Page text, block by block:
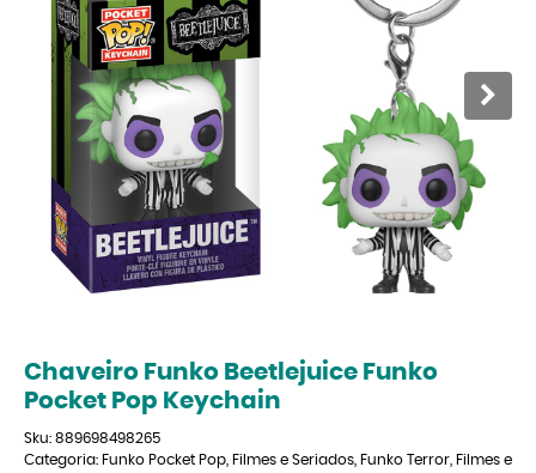
Chaveiro Funko Beetlejuice Funko
Pocket Pop Keychain
Sku: 889698498265
Categoria: Funko Pocket Pop Filmes e Seriados Funko Terror Filmes e